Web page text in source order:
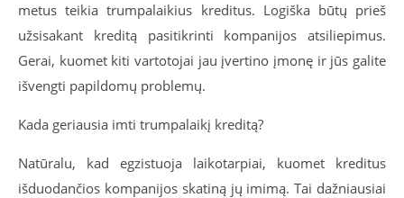
metus teikia trumpalaikius kreditus. Logiška būtų prieš
užsisakant kreditą pasitikrinti kompanijos atsiliepimus.
Gerai, kuomet kiti vartotojai jau įvertino įmonę ir jūs galite
išvengti papildomų problemų.
Kada geriausia imti trumpalaikį kreditą?
Natūralu, kad egzistuoja laikotarpiai, kuomet kreditus
išduodančios kompanijos skatiną jų imimą. Tai dažniausiai